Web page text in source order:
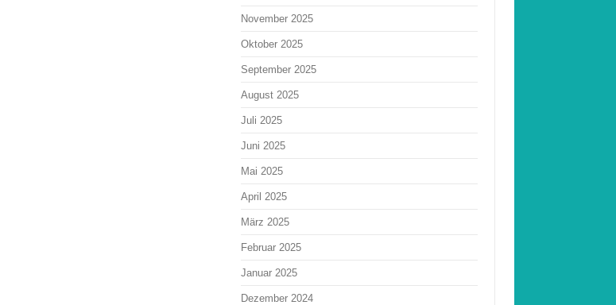
November 2025
Oktober 2025
September 2025
August 2025
Juli 2025
Juni 2025
Mai 2025
April 2025
März 2025
Februar 2025
Januar 2025
Dezember 2024